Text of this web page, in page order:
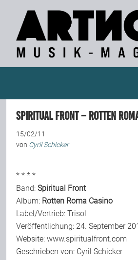
Konzertberichte
Fotoreportagen
Interviews
Weitere Berichte
Bild-Archiv
Spiritual Front – Rotten
15/02/11
von Cyril Schicker
* * * *
Band:Spiritual Front
Album: Rotten Roma Casino
Label/Vertrieb: Trisol
Veröffentlichung: 24. September
Website:www.spiritualfront.com
Geschrieben von: Cyril Schicker